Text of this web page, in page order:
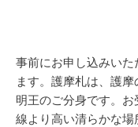
事前にお申し込みい
ます。護摩札は、護
明王のご分身です。
線より高い清らかな